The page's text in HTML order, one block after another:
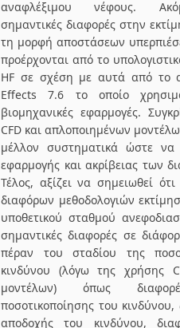
αναφλέξιμου νέφους.
σημαντικές διαφορές στην
τη μορφή αποστάσεων
προέρχονται από το
HF σε σχέση με αυτά από το
Effects 7.6 το οποίο
βιομηχανικές εφαρμογές.
CFD και απλοποιημένων
μέλλον συστηματικά ώστε να
εφαρμογής και ακρίβειας των
Τέλος, αξίζει να σημειωθεί
διαφόρων μεθοδολογιών
υποθετικού σταθμού
σημαντικές διαφορές σε
πέραν του σταδίου της
κινδύνου (λόγω της χρήσης
μοντέλων) όπως
ποσοτικοποίησης του κινδύνου,
αποδοχής του κινδύνου,